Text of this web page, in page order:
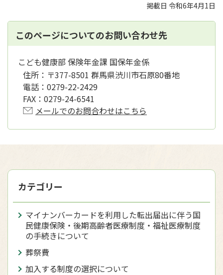
掲載日 令和6年4月1日
このページについてのお問い合わせ先
こども健康部 保険年金課 国保年金係
住所： 〒377-8501 群馬県渋川市石原80番地
電話： 0279-22-2429
FAX： 0279-24-6541
メールでのお問合わせはこちら
カテゴリー
マイナンバーカードを利用した転出届出に伴う国
民健康保険・後期高齢者医療制度・福祉医療制度
の手続きについて
葬祭費
加入する制度の選択について